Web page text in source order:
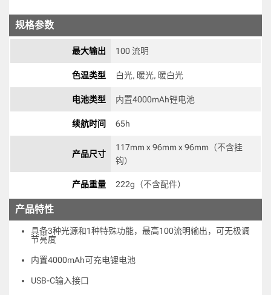
规格参数
最大输出 100 流明
色温类型 白光, 暖光, 暖白光
电池类型 内置4000mAh锂电池
续航时间 65h
产品尺寸
117mm x 96mm x 96mm（不含挂
钩）
产品重量 222g（不含配件）
产品特性
具备3种光源和1种特殊功能，最高100流明输出，可无极调
节亮度
内置4000mAh可充电锂电池
USB-C输入接口